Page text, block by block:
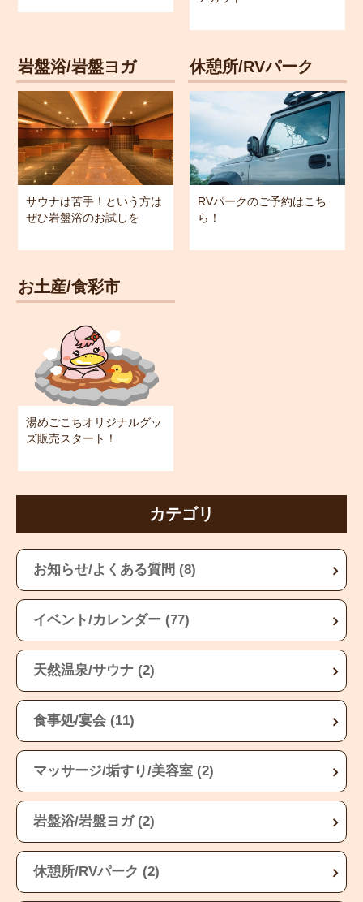
岩盤浴/岩盤ヨガ
サウナは苦手！という方は
ぜひ岩盤浴のお試しを
休憩所/RVパーク
RVパークのご予約はこち
ら！
お土産/食彩市
湯めごこちオリジナルグッ
ズ販売スタート！
カテゴリ
お知らせ/よくある質問 (8)
イベント/カレンダー (77)
天然温泉/サウナ (2)
食事処/宴会 (11)
マッサージ/垢すり/美容室 (2)
岩盤浴/岩盤ヨガ (2)
休憩所/RVパーク (2)